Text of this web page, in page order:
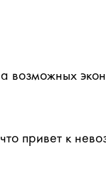
возможных
привет к